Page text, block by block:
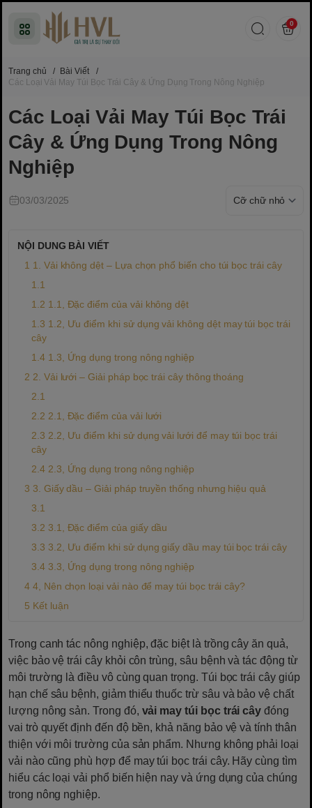
0
Trang chủ / Bài Viết
/
Các Loại Vải May Túi Bọc Trái Cây & Ứng Dụng Trong Nông Nghiệp
Các Loại Vải May Túi Bọc Trái
Cây & Ứng Dụng Trong Nông
Nghiệp
03/03/2025
NỘI DUNG BÀI VIẾT
1. Vải không dệt – Lựa chọn phổ biến cho túi bọc trái cây
1.1, Đặc điểm của vải không dệt
1.2, Ưu điểm khi sử dụng vải không dệt may túi bọc trái
cây
1.3, Ứng dụng trong nông nghiệp
2. Vải lưới – Giải pháp bọc trái cây thông thoáng
2.1, Đặc điểm của vải lưới
2.2, Ưu điểm khi sử dụng vải lưới để may túi bọc trái
cây
2.3, Ứng dụng trong nông nghiệp
3. Giấy dầu – Giải pháp truyền thống nhưng hiệu quả
3.1, Đặc điểm của giấy dầu
3.2, Ưu điểm khi sử dụng giấy dầu may túi bọc trái cây
3.3, Ứng dụng trong nông nghiệp
4, Nên chọn loại vải nào để may túi bọc trái cây?
Kết luận
Trong canh tác nông nghiệp, đặc biệt là trồng cây ăn quả,
việc bảo vệ trái cây khỏi côn trùng, sâu bệnh và tác động từ
môi trường là điều vô cùng quan trọng. Túi bọc trái cây giúp
hạn chế sâu bệnh, giảm thiểu thuốc trừ sâu và bảo vệ chất
lượng nông sản. Trong đó, vải may túi bọc trái cây đóng
vai trò quyết định đến độ bền, khả năng bảo vệ và tính thân
thiện với môi trường của sản phẩm. Nhưng không phải loại
vải nào cũng phù hợp để may túi bọc trái cây. Hãy cùng tìm
hiểu các loại vải phổ biến hiện nay và ứng dụng của chúng
trong nông nghiệp.